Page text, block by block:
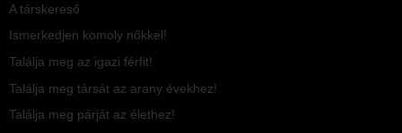
A társkereső
Ismerkedjen komoly nőkkel!
Találja meg az igazi férfit!
Találja meg társát az arany évekhez!
Találja meg párját az élethez!